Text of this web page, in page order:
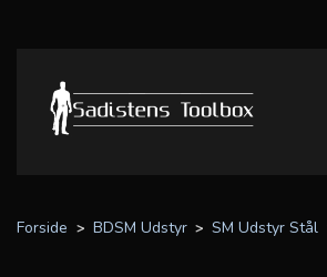
Forside BDSM Udstyr SM Udstyr Stål